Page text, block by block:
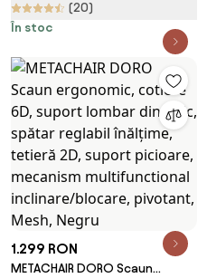
(20)
În stoc
1.299 RON
METACHAIR DORO Scaun